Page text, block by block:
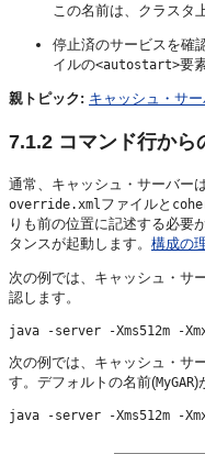
この名前は、クラスタ
停止済のサービスを確
イルの<autostart>要
親トピック: キャッシュ・サ
7.1.2 コマンド行から
通常、キャッシュ・サーバー
override.xml ファイルと
りも前の位置に記述する必要
タンスが起動します。 構成の
次の例では、キャッシュ・サ
認します。
java -server -Xms512m -
次の例では、キャッシュ・サ
す。デフォルトの名前(MyGAR)
java -server -Xms512m -